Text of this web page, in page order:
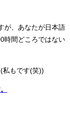
が、あなたが日本語
時間どころではない
私もです(笑))